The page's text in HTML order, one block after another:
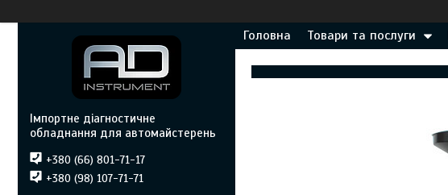
Головна Товари та послуги
Імпортне діагностичне
обладнання для автомайстерень
+380 (66) 801-71-17
+380 (98) 107-71-71